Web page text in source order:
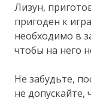
Лизун,
пригоден к
необходимо в
чтобы на него
Не забудьте,
не допускайте,